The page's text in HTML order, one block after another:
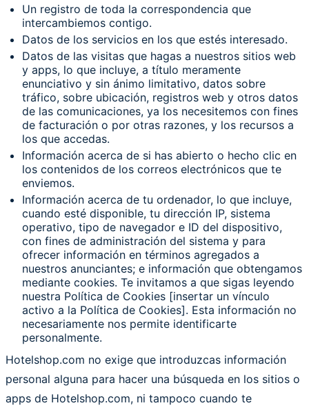
Un registro de toda la correspondencia que
intercambiemos contigo.
Datos de los servicios en los que estés interesado.
Datos de las visitas que hagas a nuestros sitios web
y apps, lo que incluye, a título meramente
enunciativo y sin ánimo limitativo, datos sobre
tráfico, sobre ubicación, registros web y otros datos
de las comunicaciones, ya los necesitemos con fines
de facturación o por otras razones, y los recursos a
los que accedas.
Información acerca de si has abierto o hecho clic en
los contenidos de los correos electrónicos que te
enviemos.
Información acerca de tu ordenador, lo que incluye,
cuando esté disponible, tu dirección IP, sistema
operativo, tipo de navegador e ID del dispositivo,
con fines de administración del sistema y para
ofrecer información en términos agregados a
nuestros anunciantes; e información que obtengamos
mediante cookies. Te invitamos a que sigas leyendo
nuestra Política de Cookies [insertar un vínculo
activo a la Política de Cookies]. Esta información no
necesariamente nos permite identificarte
personalmente.
Hotelshop.com no exige que introduzcas información
personal alguna para hacer una búsqueda en los sitios o
apps de Hotelshop.com, ni tampoco cuando te